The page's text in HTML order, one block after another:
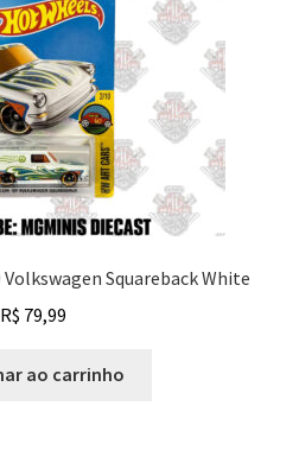
Squareback White
R$ 79,99
ao carrinho